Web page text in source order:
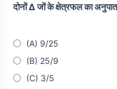
दोनों ∆ जों के क्षेत्रफल का अनुपात
(A) 9/25
(B) 25/9
(C) 3/5